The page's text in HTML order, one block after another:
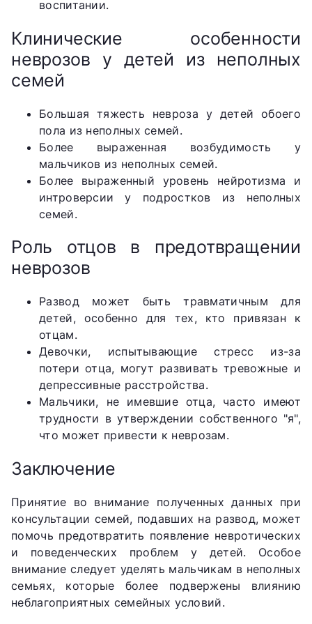
воспитании.
Клинические особенности
неврозов у детей из неполных
семей
Большая тяжесть невроза у детей обоего
пола из неполных семей.
Более выраженная возбудимость у
мальчиков из неполных семей.
Более выраженный уровень нейротизма и
интроверсии у подростков из неполных
семей.
Роль отцов в предотвращении
неврозов
Развод может быть травматичным для
детей, особенно для тех, кто привязан к
отцам.
Девочки, испытывающие стресс из-за
потери отца, могут развивать тревожные и
депрессивные расстройства.
Мальчики, не имевшие отца, часто имеют
трудности в утверждении собственного "я",
что может привести к неврозам.
Заключение
Принятие во внимание полученных данных при
консультации семей, подавших на развод, может
помочь предотвратить появление невротических
и поведенческих проблем у детей. Особое
внимание следует уделять мальчикам в неполных
семьях, которые более подвержены влиянию
неблагоприятных семейных условий.